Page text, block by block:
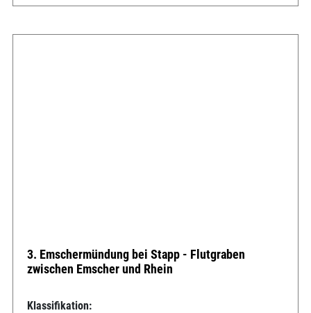
3. Emschermündung bei Stapp - Flutgraben
zwischen Emscher und Rhein
Klassifikation: